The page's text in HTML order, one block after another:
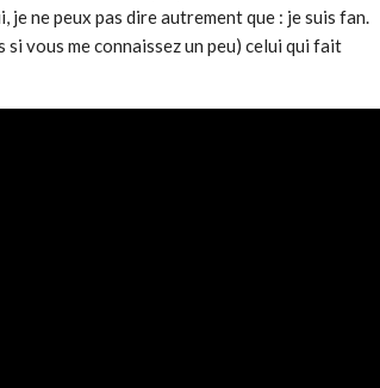
je ne peux pas dire autrement que : je suis fan.
vous me connaissez un peu) celui qui fait